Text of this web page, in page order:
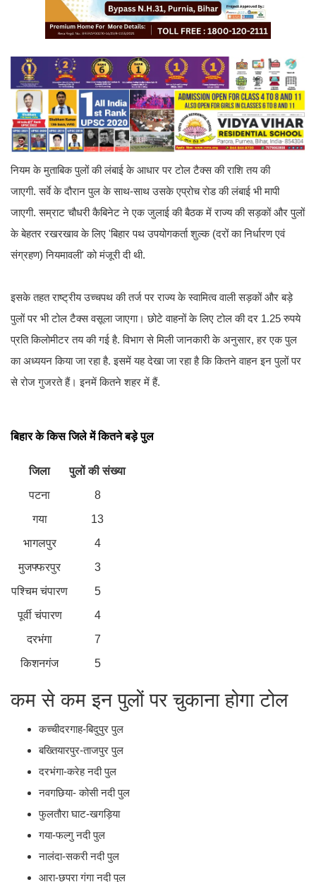
नियम के मुताबिक पुलों की लंबाई के आधार पर टोल टैक्स की राशि तय की
जाएगी. सर्वे के दौरान पुल के साथ-साथ उसके एप्रोच रोड की लंबाई भी मापी
जाएगी. सम्राट चौधरी कैबिनेट ने एक जुलाई की बैठक में राज्य की सड़कों और पुलों
के बेहतर रखरखाव के लिए 'बिहार पथ उपयोगकर्ता शुल्क (दरों का निर्धारण एवं
संग्रहण) नियमावली' को मंजूरी दी थी.
इसके तहत राष्ट्रीय उच्चपथ की तर्ज पर राज्य के स्वामित्व वाली सड़कों और बड़े
पुलों पर भी टोल टैक्स वसूला जाएगा। छोटे वाहनों के लिए टोल की दर 1.25 रुपये
प्रति किलोमीटर तय की गई है. विभाग से मिली जानकारी के अनुसार, हर एक पुल
का अध्ययन किया जा रहा है. इसमें यह देखा जा रहा है कि कितने वाहन इन पुलों पर
से रोज गुजरते हैं। इनमें कितने शहर में हैं.
बिहार के किस जिले में कितने बड़े पुल
जिला
पुलों की संख्या
पटना
8
गया
13
भागलपुर
4
मुजफ्फरपुर
3
पश्चिम चंपारण
5
पूर्वी चंपारण
4
दरभंगा
7
किशनगंज
5
कम से कम इन पुलों पर चुकाना होगा टोल
कच्चीदरगाह-बिदुपुर पुल
बख्तियारपुर-ताजपुर पुल
दरभंगा-करेह नदी पुल
नवगछिया- कोसी नदी पुल
फुलतौरा घाट-खगड़िया
गया-फल्गु नदी पुल
नालंदा-सकरी नदी पुल
आरा-छपरा गंगा नदी पुल